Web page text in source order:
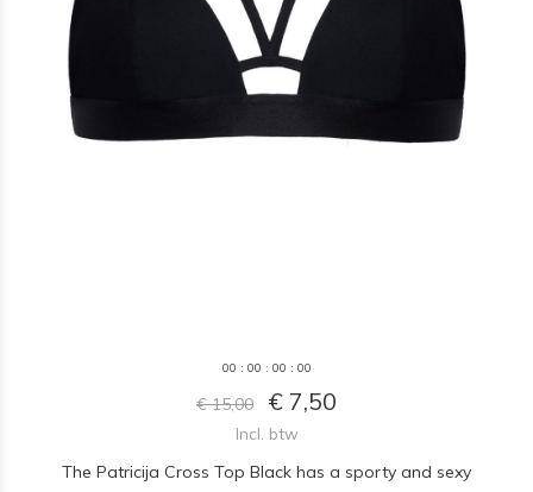
00 : 00 : 00 : 00
€ 15,00 € 7,50
Incl. btw
The Patricija Cross Top Black has a sporty and sexy